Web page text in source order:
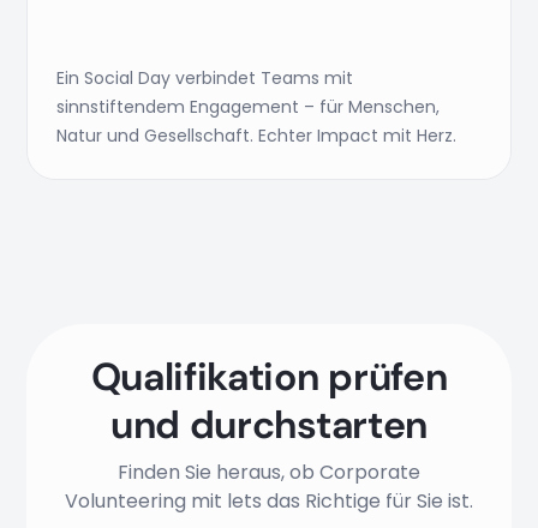
Ein Social Day verbindet Teams mit
sinnstiftendem Engagement – für Menschen,
Natur und Gesellschaft. Echter Impact mit Herz.
Qualifikation prüfen
und durchstarten
Finden Sie heraus, ob Corporate
Volunteering mit lets das Richtige für Sie ist.